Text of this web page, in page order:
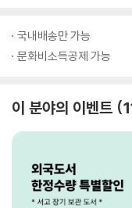
국내배송만 가능
문화비소득공제 가능
이 분야의 이벤트